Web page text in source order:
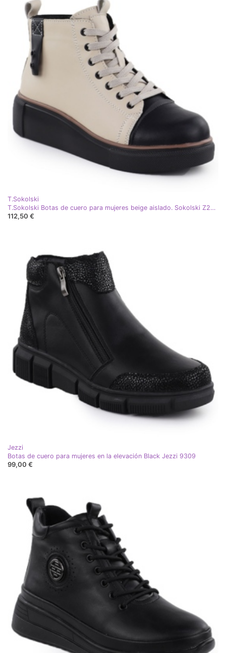
T.Sokolski
T.Sokolski Botas de cuero para mujeres beige aislado. Sokolski Z24-218
112,50 €
Jezzi
Botas de cuero para mujeres en la elevación Black Jezzi 9309
99,00 €